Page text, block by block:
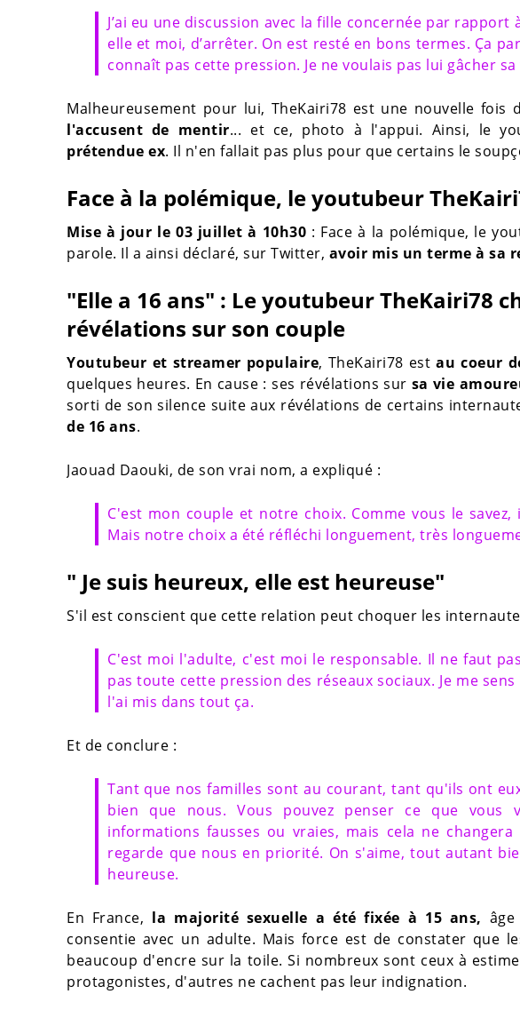
J’ai eu une discussion avec la fille concernée par
elle et moi, d’arrêter. On est resté en bons termes. Ça
connaît pas cette pression. Je ne voulais pas lui gâcher
Malheureusement pour lui, TheKairi78 est une nouvelle
l'accusent de mentir... et ce, photo à l'appui. Ainsi, le
prétendue ex. Il n'en fallait pas plus pour que certains le
Face à la polémique, le youtubeur
Mise à jour le 03 juillet à 10h30 : Face à la polémique, le
parole. Il a ainsi déclaré, sur Twitter, avoir mis un terme à sa
"Elle a 16 ans" : Le youtubeur TheKairi78
révélations sur son couple
Youtubeur et streamer populaire, TheKairi78 estau coeur
quelques heures. En cause : ses révélations sur sa vie
sorti de son silence suite aux révélations de certains
de 16 ans.
Jaouad Daouki, de son vrai nom, a expliqué :
C'est mon couple et notre choix. Comme vous le
Mais notre choix a été réfléchi longuement, très
" Je suis heureux, elle est heureuse"
S'il est conscient que cette relation peut choquer les
C'est moi l'adulte, c'est moi le responsable. Il ne faut
pas toute cette pression des réseaux sociaux. Je me
l'ai mis dans tout ça.
Et de conclure :
Tant que nos familles sont au courant, tant qu'ils ont
bien que nous. Vous pouvez penser ce que vous
informations fausses ou vraies, mais cela ne
regarde que nous en priorité. On s'aime, tout autant
heureuse.
En France, la majorité sexuelle a été fixée à 15 ans,
consentie avec un adulte. Mais force est de constater que
beaucoup d'encre sur la toile. Si nombreux sont ceux à
protagonistes, d'autres ne cachent pas leur indignation.